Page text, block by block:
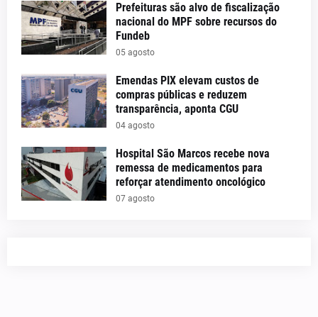
Prefeituras são alvo de fiscalização
nacional do MPF sobre recursos do
Fundeb
05 agosto
Emendas PIX elevam custos de
compras públicas e reduzem
transparência, aponta CGU
04 agosto
Hospital São Marcos recebe nova
remessa de medicamentos para
reforçar atendimento oncológico
07 agosto